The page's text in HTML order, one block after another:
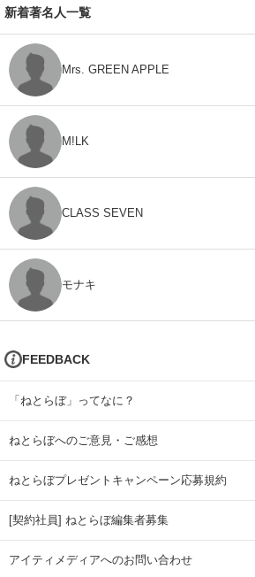
新着著名人一覧
Mrs. GREEN APPLE
M!LK
CLASS SEVEN
モナキ
FEEDBACK
「ねとらぼ」ってなに？
ねとらぼへのご意見・ご感想
ねとらぼプレゼントキャンペーン応募規約
[契約社員] ねとらぼ編集者募集
アイティメディアへのお問い合わせ